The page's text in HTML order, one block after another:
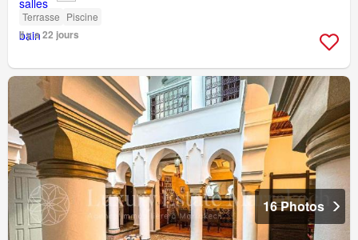
Terrasse Piscine
Il y a 22 jours
16 Photos